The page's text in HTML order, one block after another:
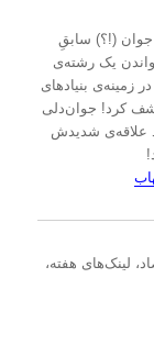
جوان (!؟) سابقِ
خواندن یک رشته‌ی
زمینه‌ی بنیادهای
کرد! جوان‌دلی
علاقه‌ی شدیدش
، لینک‌های هفته،